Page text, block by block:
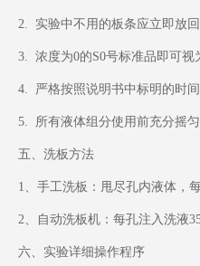
2. 实验中不用的板条应立即放
3. 浓度为0的S0号标准品即可视
4. 严格按照说明书中标明的时
5. 所有液体组分使用前充分摇匀
五、洗板方法
1、手工洗板：甩尽孔内液体，
2、自动洗板机：每孔注入洗液
六、实验详细操作程序